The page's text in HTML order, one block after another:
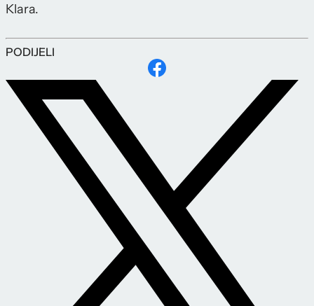
Klara.
PODIJELI